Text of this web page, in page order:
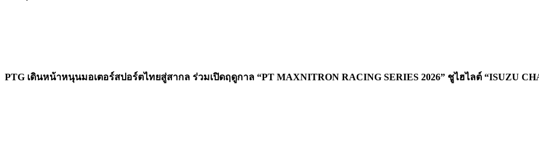
PTG เดินหน้าหนุนมอเตอร์สปอร์ตไทยสู่สากล ร่วมเปิดฤดูกาล “PT MAXNITRON RACING SERIES 2026” ชูไฮไลต์ “ISUZU